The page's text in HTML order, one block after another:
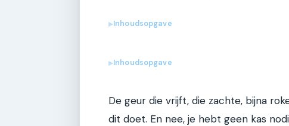
▶Inhoudsopgave
▶Inhoudsopgave
De geur die vrijft, die zachte, bijna
dit doet. En nee, je hebt geen kas